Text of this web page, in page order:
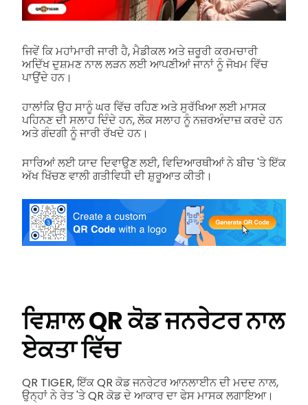
ਜਿਵੇਂ ਕਿ ਮਹਾਂਮਾਰੀ ਜਾਰੀ ਹੈ, ਮੈਡੀਕਲ ਅਤੇ ਜ਼ਰੂਰੀ ਕਰਮਚਾਰੀ
ਅਦਿੱਖ ਦੁਸ਼ਮਣ ਨਾਲ ਲੜਨ ਲਈ ਆਪਣੀਆਂ ਜਾਨਾਂ ਨੂੰ ਜੋਖਮ ਵਿੱਚ
ਪਾਉਂਦੇ ਹਨ।
ਹਾਲਾਂਕਿ ਉਹ ਸਾਨੂੰ ਘਰ ਵਿੱਚ ਰਹਿਣ ਅਤੇ ਸੁਰੱਖਿਆ ਲਈ ਮਾਸਕ
ਪਹਿਨਣ ਦੀ ਸਲਾਹ ਦਿੰਦੇ ਹਨ, ਲੋਕ ਸਲਾਹ ਨੂੰ ਨਜ਼ਰਅੰਦਾਜ਼ ਕਰਦੇ ਹਨ
ਅਤੇ ਗੰਦਗੀ ਨੂੰ ਜਾਰੀ ਰੱਖਦੇ ਹਨ।
ਸਾਰਿਆਂ ਲਈ ਯਾਦ ਦਿਵਾਉਣ ਲਈ, ਵਿਦਿਆਰਥੀਆਂ ਨੇ ਬੀਚ 'ਤੇ ਇੱਕ
ਅੱਖ ਖਿੱਚਣ ਵਾਲੀ ਗਤੀਵਿਧੀ ਦੀ ਸ਼ੁਰੂਆਤ ਕੀਤੀ।
ਵਿਸ਼ਾਲ QR ਕੋਡ ਜਨਰੇਟਰ ਨਾਲ
ਏਕਤਾ ਵਿੱਚ
QR TIGER, ਇੱਕ QR ਕੋਡ ਜਨਰੇਟਰ ਆਨਲਾਈਨ ਦੀ ਮਦਦ ਨਾਲ,
ਉਨ੍ਹਾਂ ਨੇ ਰੇਤ 'ਤੇ QR ਕੋਡ ਦੇ ਆਕਾਰ ਦਾ ਫੇਸ ਮਾਸਕ ਲਗਾਇਆ।